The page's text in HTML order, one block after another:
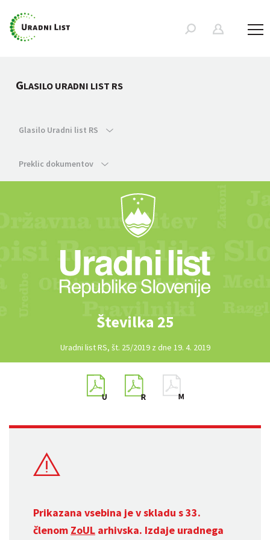
GLASILO URADNI LIST RS
Glasilo Uradni list RS
Preklic dokumentov
Številka 25
Uradni list RS, št. 25/2019 z dne 19. 4. 2019
Prikazana vsebina je v skladu s 33.
členom ZoUL arhivska. Izdaje uradnega